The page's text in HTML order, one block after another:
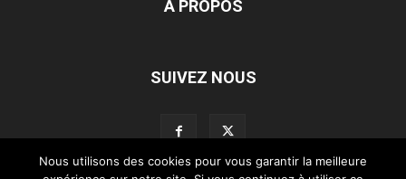
À PROPOS
SUIVEZ NOUS
Nous utilisons des cookies pour vous garantir la meilleure